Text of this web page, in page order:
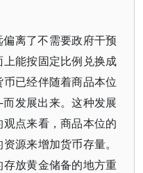
离了不需要政府干预
能按固定比例兑换成
已经伴随着商品本位
发展出来。这种发展
点来看，商品本位的
源来增加货币存量。
放黄金储备的地方重